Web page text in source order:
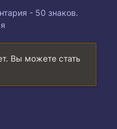
- 50 знаков.
Вы можете стать